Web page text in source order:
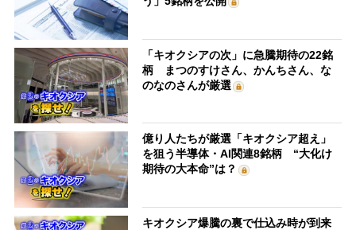
「キオクシアの次」に急騰期待の22銘
柄 まつのすけさん、かんちさん、な
のなのさんが厳選
億り人たちが厳選「キオクシア超え」
を狙う半導体・AI関連8銘柄 “大化け
期待の大本命”は？
キオクシア爆騰の裏で仕込み時が到来